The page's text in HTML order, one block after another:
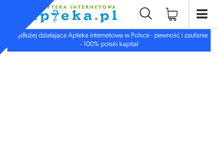
Najdłużej działająca Apteka internetowa w Polsce - pewność i zaufanie
- 100% polski kapitał